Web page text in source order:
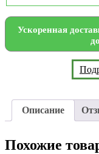
Ускоренная
Описание
Похожие